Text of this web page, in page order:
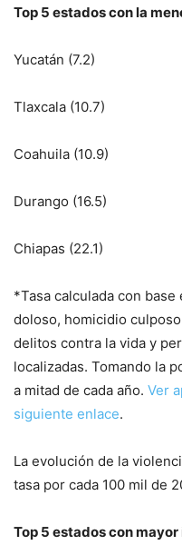
Top 5 estados con la
Yucatán (7.2)
Tlaxcala (10.7)
Coahuila (10.9)
Durango (16.5)
Chiapas (22.1)
*Tasa calculada con
doloso, homicidio
delitos contra la vida y
localizadas. Tomando la
a mitad de cada año. Ver
siguiente enlace.
La evolución de la
tasa por cada 100 mil de
Top 5 estados con